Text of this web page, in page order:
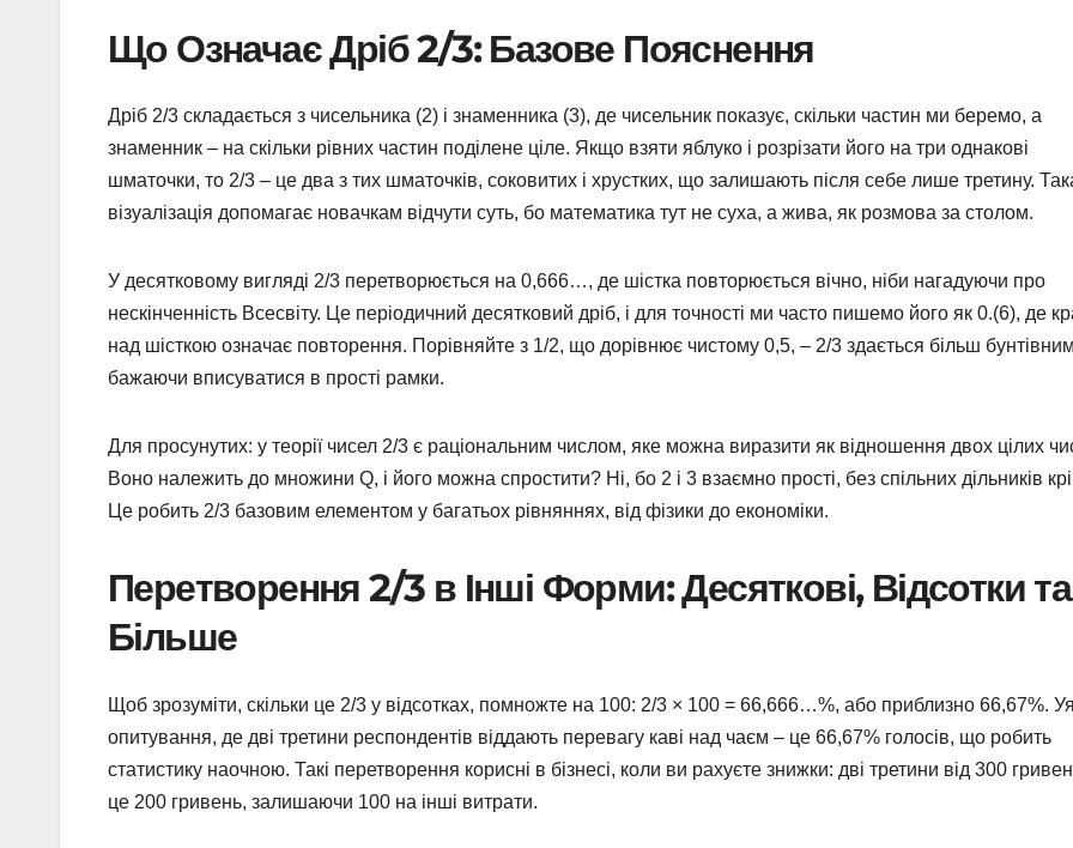
Що Означає Дріб 2/3: Базове Пояснення
Дріб 2/3 складається з чисельника (2) і знаменника (3), де чисельник показує, скільки частин ми беремо, а
знаменник – на скільки рівних частин поділене ціле. Якщо взяти яблуко і розрізати його на три однакові
шматочки, то 2/3 – це два з тих шматочків, соковитих і хрустких, що залишають після себе лише третину.
візуалізація допомагає новачкам відчути суть, бо математика тут не суха, а жива, як розмова за столом.
У десятковому вигляді 2/3 перетворюється на 0,666…, де шістка повторюється вічно, ніби нагадуючи про
нескінченність Всесвіту. Це періодичний десятковий дріб, і для точності ми часто пишемо його як 0.(6), де
над шісткою означає повторення. Порівняйте з 1/2, що дорівнює чистому 0,5, – 2/3 здається більш
бажаючи вписуватися в прості рамки.
Для просунутих: у теорії чисел 2/3 є раціональним числом, яке можна виразити як відношення двох цілих
Воно належить до множини Q, і його можна спростити? Ні, бо 2 і 3 взаємно прості, без спільних дільників
Це робить 2/3 базовим елементом у багатьох рівняннях, від фізики до економіки.
Перетворення 2/3 в Інші Форми: Десяткові, Відсотки та
Більше
Щоб зрозуміти, скільки це 2/3 у відсотках, помножте на 100: 2/3 × 100 = 66,666…%, або приблизно 66,67%.
опитування, де дві третини респондентів віддають перевагу каві над чаєм – це 66,67% голосів, що робить
статистику наочною. Такі перетворення корисні в бізнесі, коли ви рахуєте знижки: дві третини від 300
це 200 гривень, залишаючи 100 на інші витрати.